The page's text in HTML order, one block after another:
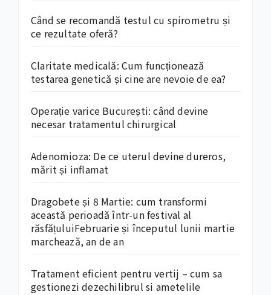
Când se recomandă testul cu spirometru și
ce rezultate oferă?
Claritate medicală: Cum funcționează
testarea genetică și cine are nevoie de ea?
Operație varice București: când devine
necesar tratamentul chirurgical
Adenomioza: De ce uterul devine dureros,
mărit și inflamat
Dragobete și 8 Martie: cum transformi
această perioadă într-un festival al
răsfățuluiFebruarie și începutul lunii martie
marchează, an de an
Tratament eficient pentru vertij – cum sa
gestionezi dezechilibrul si ametelile